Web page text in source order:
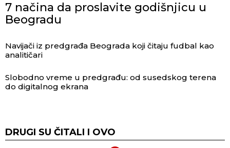
7 načina da proslavite godišnjicu u
Beogradu
Navijači iz predgrađa Beograda koji čitaju fudbal kao
analitičari
Slobodno vreme u predgrađu: od susedskog terena
do digitalnog ekrana
DRUGI SU ČITALI I OVO